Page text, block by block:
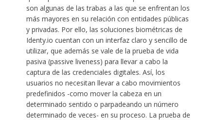
son algunas de las trabas a las que se enfrentan los
más mayores en su relación con entidades públicas
y privadas. Por ello, las soluciones biométricas de
Identy.io cuentan con un interfaz claro y sencillo de
utilizar, que además se vale de la prueba de vida
pasiva (passive liveness) para llevar a cabo la
captura de las credenciales digitales. Así, los
usuarios no necesitan llevar a cabo movimientos
predefinidos -como mover la cabeza en un
determinado sentido o parpadeando un número
determinado de veces- en su proceso. La prueba de